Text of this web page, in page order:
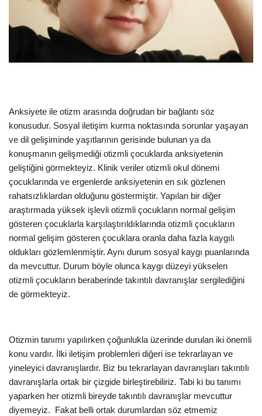
Anksiyete ile otizm arasında doğrudan bir bağlantı söz
konusudur. Sosyal iletişim kurma noktasında sorunlar yaşayan
ve dil gelişiminde yaşıtlarının gerisinde bulunan ya da
konuşmanın gelişmediği otizmli çocuklarda anksiyetenin
geliştiğini görmekteyiz. Klinik veriler otizmli okul dönemi
çocuklarında ve ergenlerde anksiyetenin en sık gözlenen
rahatsızlıklardan olduğunu göstermiştir. Yapılan bir diğer
araştırmada yüksek işlevli otizmli çocukların normal gelişim
gösteren çocuklarla karşılaştırıldıklarında otizmli çocukların
normal gelişim gösteren çocuklara oranla daha fazla kaygılı
oldukları gözlemlenmiştir. Aynı durum sosyal kaygı puanlarında
da mevcuttur. Durum böyle olunca kaygı düzeyi yükselen
otizmli çocukların beraberinde takıntılı davranışlar sergilediğini
de görmekteyiz.
Otizmin tanımı yapılırken çoğunlukla üzerinde durulan iki önemli
konu vardır. İlki iletişim problemleri diğeri ise tekrarlayan ve
yineleyici davranışlardır. Biz bu tekrarlayan davranışları takıntılı
davranışlarla ortak bir çizgide birleştirebiliriz. Tabi ki bu tanımı
yaparken her otizmli bireyde takıntılı davranışlar mevcuttur
diyemeyiz. Fakat belli ortak durumlardan söz etmemiz